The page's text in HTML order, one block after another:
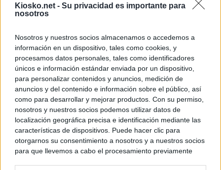
Kiosko.net - Su privacidad es importante para
nosotros
Nosotros y nuestros socios almacenamos o accedemos a
información en un dispositivo, tales como cookies, y
procesamos datos personales, tales como identificadores
únicos e información estándar enviada por un dispositivo,
para personalizar contenidos y anuncios, medición de
anuncios y del contenido e información sobre el público, así
como para desarrollar y mejorar productos. Con su permiso,
nosotros y nuestros socios podemos utilizar datos de
localización geográfica precisa e identificación mediante las
características de dispositivos. Puede hacer clic para
otorgarnos su consentimiento a nosotros y a nuestros socios
para que llevemos a cabo el procesamiento previamente